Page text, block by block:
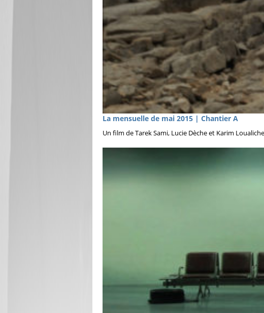
La mensuelle de mai 2015 | Chantier A
Un film de Tarek Sami, Lucie Dèche et Karim